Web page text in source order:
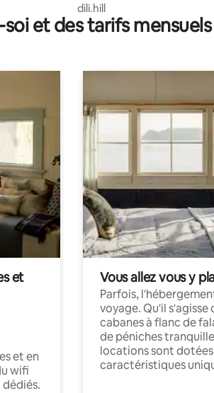
dili.hill
et des tarifs
et
et en
wifi
Vous allez vous y
Parfois,
voyage. Qu'il s'agisse
cabanes à flanc de
de péniches
locations sont
caractéristiques